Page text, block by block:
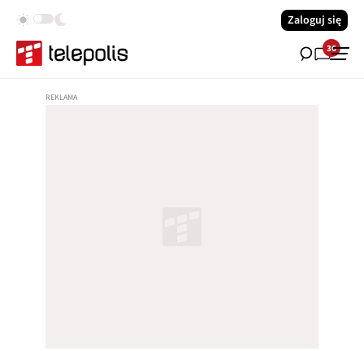
Zaloguj się
36